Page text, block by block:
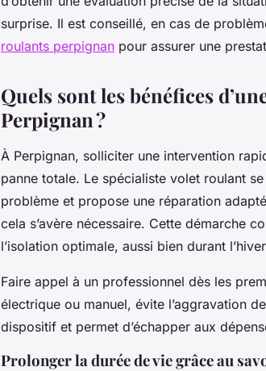
surprise. Il est conseillé, en cas de
roulants perpignan pour assurer une
Quels sont les bénéfices
Perpignan ?
À Perpignan, solliciter une intervention
panne totale. Le spécialiste volet roulant
problème et propose une réparation
cela s’avère nécessaire. Cette démarche
l’isolation optimale, aussi bien durant
Faire appel à un professionnel dès les
électrique ou manuel, évite l’aggravation
dispositif et permet d’échapper aux
Prolonger la durée de vie grâce au